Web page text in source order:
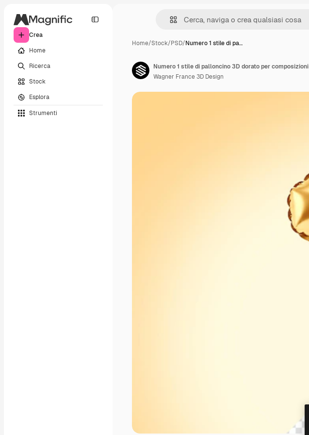
Crea
Home
Ricerca
Stock
Esplora
Strumenti
Home/Stock/PSD/Numero 1 stile di pa…
Numero 1 stile di palloncino 3D dorato per composizioni
Wagner France 3D Design